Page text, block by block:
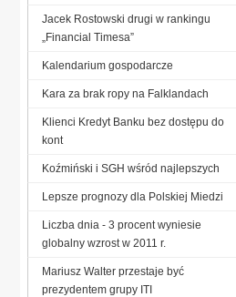
Jacek Rostowski drugi w rankingu
„Financial Timesa”
Kalendarium gospodarcze
Kara za brak ropy na Falklandach
Klienci Kredyt Banku bez dostępu do
kont
Koźmiński i SGH wśród najlepszych
Lepsze prognozy dla Polskiej Miedzi
Liczba dnia - 3 procent wyniesie
globalny wzrost w 2011 r.
Mariusz Walter przestaje być
prezydentem grupy ITI